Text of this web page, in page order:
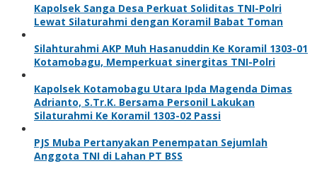
Kapolsek Sanga Desa Perkuat Soliditas TNI-Polri
Lewat Silaturahmi dengan Koramil Babat Toman
Silahturahmi AKP Muh Hasanuddin Ke Koramil 1303-01
Kotamobagu, Memperkuat sinergitas TNI-Polri
Kapolsek Kotamobagu Utara Ipda Magenda Dimas
Adrianto, S.Tr.K. Bersama Personil Lakukan
Silaturahmi Ke Koramil 1303-02 Passi
PJS Muba Pertanyakan Penempatan Sejumlah
Anggota TNI di Lahan PT BSS